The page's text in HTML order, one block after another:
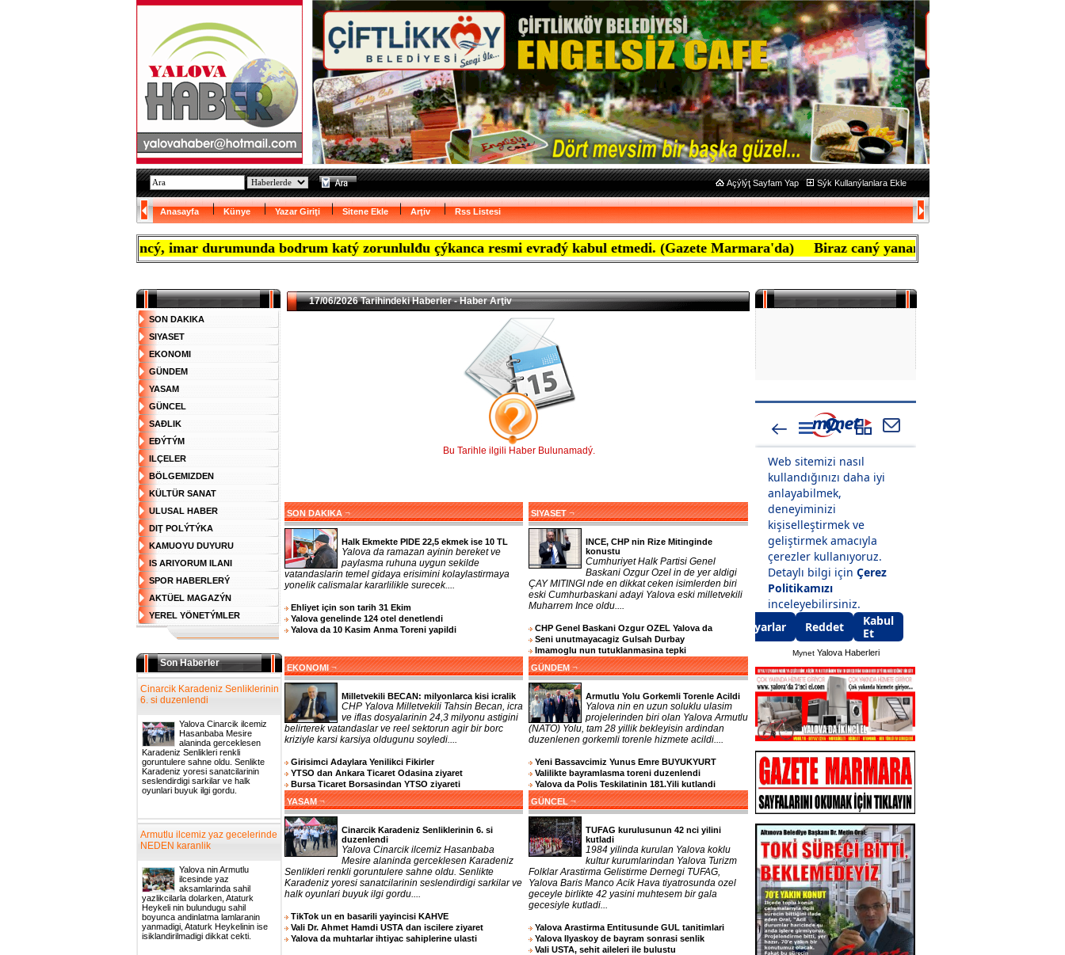
Açýlýţ Sayfam Yap Sýk Kullanýlanlara Ekle
Anasayfa Künye Yazar Giriţi Sitene Ekle Arţiv Rss Listesi
Almancý, imar durumunda bodrum katý zorunlulđu çýkanca resmi evrađý kabul etmedi. (Gazete Marmara'da) Biraz caný yanan ben mafyayým, aţiretim
SON DAKIKA
SIYASET
EKONOMI
GÜNDEM
YASAM
GÜNCEL
SAĐLIK
EĐÝTÝM
ILÇELER
BÖLGEMIZDEN
KÜLTÜR SANAT
ULUSAL HABER
DIŢ POLÝTÝKA
KAMUOYU DUYURU
IS ARIYORUM ILANI
SPOR HABERLERÝ
AKTÜEL MAGAZÝN
YEREL YÖNETÝMLER
Son Haberler
Cinarcik Karadeniz Senliklerinin
6. si duzenlendi
Yalova Cinarcik ilcemiz
Hasanbaba Mesire
alaninda gerceklesen
Karadeniz Senlikleri renkli
goruntulere sahne oldu. Senlikte
Karadeniz yoresi sanatcilarinin
seslendirdigi sarkilar ve halk
oyunlari buyuk ilgi gordu.
Armutlu ilcemiz yaz gecelerinde
NEDEN karanlik
Yalova nin Armutlu
ilcesinde yaz
aksamlarinda sahil
yazlikcilarla dolarken, Ataturk
Heykeli nin bulundugu sahil
boyunca andinlatma lamlaranin
yanmadigi, Ataturk Heykelinin ise
isiklandirilmadigi dikkat cekti.
17/06/2026 Tarihindeki Haberler - Haber Arţiv
Bu Tarihle ilgili Haber Bulunamadý.
SON DAKIKA ¬
Halk Ekmekte PIDE 22,5 ekmek ise 10 TL
Yalova da ramazan ayinin bereket ve
paylasma ruhuna uygun sekilde
vatandaslarin temel gidaya erisimini kolaylastirmaya
yonelik calismalar kararlilikle surecek....
Ehliyet için son tarih 31 Ekim
Yalova genelinde 124 otel denetlendi
Yalova da 10 Kasim Anma Toreni yapildi
SIYASET ¬
INCE, CHP nin Rize Mitinginde
konustu
Cumhuriyet Halk Partisi Genel
Baskani Ozgur Ozel in de yer aldigi
ÇAY MITINGI nde en dikkat ceken isimlerden biri
eski Cumhurbaskani adayi Yalova eski milletvekili
Muharrem Ince oldu....
CHP Genel Baskani Ozgur OZEL Yalova da
Seni unutmayacagiz Gulsah Durbay
Imamoglu nun tutuklanmasina tepki
EKONOMI ¬
Milletvekili BECAN: milyonlarca kisi icralik
CHP Yalova Milletvekili Tahsin Becan, icra
ve iflas dosyalarinin 24,3 milyonu astigini
belirterek vatandaslar ve reel sektorun agir bir borc
kriziyle karsi karsiya oldugunu soyledi....
Girisimci Adaylara Yenilikci Fikirler
YTSO dan Ankara Ticaret Odasina ziyaret
Bursa Ticaret Borsasindan YTSO ziyareti
GÜNDEM ¬
Armutlu Yolu Gorkemli Torenle Acildi
Yalova nin en uzun soluklu ulasim
projelerinden biri olan Yalova Armutlu
(NATO) Yolu, tam 28 yillik bekleyisin ardindan
duzenlenen gorkemli torenle hizmete acildi....
Yeni Bassavcimiz Yunus Emre BUYUKYURT
Valilikte bayramlasma toreni duzenlendi
Yalova da Polis Teskilatinin 181.Yili kutlandi
YASAM ¬
Cinarcik Karadeniz Senliklerinin 6. si
duzenlendi
Yalova Cinarcik ilcemiz Hasanbaba
Mesire alaninda gerceklesen Karadeniz
Senlikleri renkli goruntulere sahne oldu. Senlikte
Karadeniz yoresi sanatcilarinin seslendirdigi sarkilar ve
halk oyunlari buyuk ilgi gordu....
TikTok un en basarili yayincisi KAHVE
Vali Dr. Ahmet Hamdi USTA dan iscilere ziyaret
Yalova da muhtarlar ihtiyac sahiplerine ulasti
GÜNCEL ¬
TUFAG kurulusunun 42 nci yilini
kutladi
1984 yilinda kurulan Yalova koklu
kultur kurumlarindan Yalova Turizm
Folklar Arastirma Gelistirme Dernegi TUFAG,
Yalova Baris Manco Acik Hava tiyatrosunda ozel
geceyle birlikte 42 yasini muhtesem bir gala
gecesiyle kutladi...
Yalova Arastirma Entitusunde GUL tanitimlari
Yalova Ilyaskoy de bayram sonrasi senlik
Vali USTA, sehit aileleri ile bulustu
Mynet Yalova Haberleri